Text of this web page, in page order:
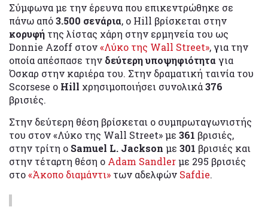
Σύμφωνα με την έρευνα που επικεντρώθηκε σε
πάνω από3.500 σενάρια, ο Hill βρίσκεται στην
κορυφή της λίστας χάρη στην ερμηνεία του ως
Donnie Azoff στον«Λύκο της Wall Street», για την
οποία απέσπασε την δεύτερη υποψηφιότητα για
Όσκαρ στην καριέρα του. Στην δραματική ταινία του
Scorsese ο Hill χρησιμοποιήσει συνολικά376
βρισιές.
Στην δεύτερη θέση βρίσκεται ο συμπρωταγωνιστής
του στον «Λύκο της Wall Street» με 361 βρισιές,
στην τρίτη ο Samuel L. Jackson με 301 βρισιές και
στην τέταρτη θέση ο Adam Sandlerμε 295 βρισιές
στο«Άκοπο διαμάντι» των αδελφών Safdie.